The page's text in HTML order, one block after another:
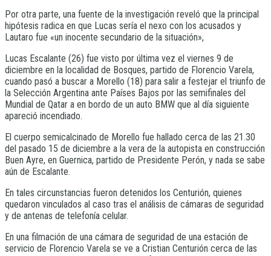
Por otra parte, una fuente de la investigación reveló que la principal
hipótesis radica en que Lucas sería el nexo con los acusados y
Lautaro fue «un inocente secundario de la situación»,
Lucas Escalante (26) fue visto por última vez el viernes 9 de
diciembre en la localidad de Bosques, partido de Florencio Varela,
cuando pasó a buscar a Morello (18) para salir a festejar el triunfo de
la Selección Argentina ante Países Bajos por las semifinales del
Mundial de Qatar a en bordo de un auto BMW que al día siguiente
apareció incendiado.
El cuerpo semicalcinado de Morello fue hallado cerca de las 21.30
del pasado 15 de diciembre a la vera de la autopista en construcción
Buen Ayre, en Guernica, partido de Presidente Perón, y nada se sabe
aún de Escalante.
En tales circunstancias fueron detenidos los Centurión, quienes
quedaron vinculados al caso tras el análisis de cámaras de seguridad
y de antenas de telefonía celular.
En una filmación de una cámara de seguridad de una estación de
servicio de Florencio Varela se ve a Cristian Centurión cerca de las